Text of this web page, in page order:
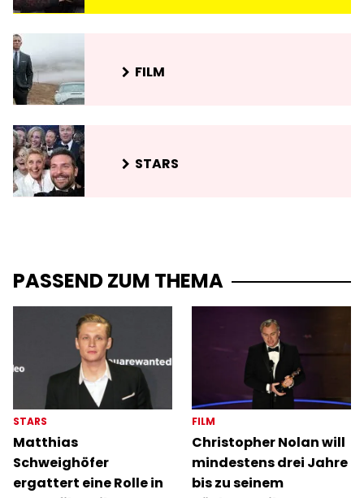
FILM
STARS
PASSEND ZUM THEMA
STARS
Matthias
Schweighöfer
ergattert eine Rolle in
FILM
Christopher Nolan will
mindestens drei Jahre
bis zu seinem